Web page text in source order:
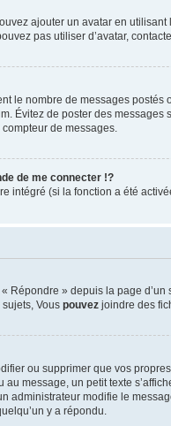
ajouter un avatar en
pas utiliser d’avatar,
le nombre de messages
Évitez de poster des
de messages.
de me connecter !?
intégré (si la fonction a été
Répondre » depuis la page
Vous pouvez joindre des
ou supprimer que vos
message, un petit texte
administrateur modifie le
y a répondu.